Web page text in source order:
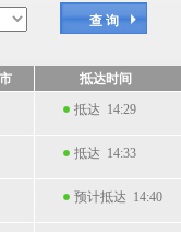
查 询
抵达时间
抵达 14:29
抵达 14:33
预计抵达 14:40